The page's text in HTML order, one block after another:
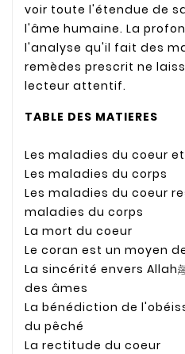
voir toute l'étendue de
l'âme humaine. La
l'analyse qu'il fait des
remèdes prescrit ne
lecteur attentif.
TABLE DES MATIERES
Les maladies du coeur
Les maladies du corps
Les maladies du coeur
maladies du corps
La mort du coeur
Le coran est un moyen
La sincérité envers Allahﷺ dans la purification
des âmes
La bénédiction de
du pêché
La rectitude du coeur